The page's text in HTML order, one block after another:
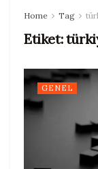
Home Tag
Etiket:
GENEL